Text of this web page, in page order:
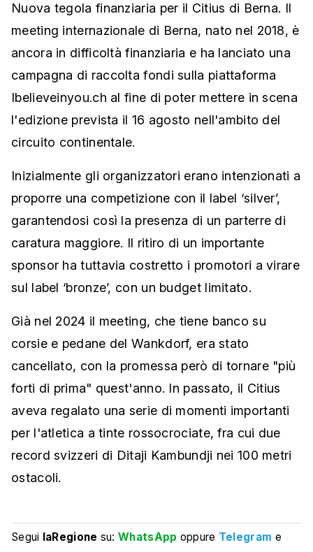
Nuova tegola finanziaria per il Citius di Berna. Il
meeting internazionale di Berna, nato nel 2018, è
ancora in difficoltà finanziaria e ha lanciato una
campagna di raccolta fondi sulla piattaforma
Ibelieveinyou.ch al fine di poter mettere in scena
l'edizione prevista il 16 agosto nell'ambito del
circuito continentale.
Inizialmente gli organizzatori erano intenzionati a
proporre una competizione con il label ‘silver’,
garantendosi così la presenza di un parterre di
caratura maggiore. Il ritiro di un importante
sponsor ha tuttavia costretto i promotori a virare
sul label ‘bronze’, con un budget limitato.
Già nel 2024 il meeting, che tiene banco su
corsie e pedane del Wankdorf, era stato
cancellato, con la promessa però di tornare "più
forti di prima" quest'anno. In passato, il Citius
aveva regalato una serie di momenti importanti
per l'atletica a tinte rossocrociate, fra cui due
record svizzeri di Ditaji Kambundji nei 100 metri
ostacoli.
Segui laRegione su:WhatsApp oppure Telegram e